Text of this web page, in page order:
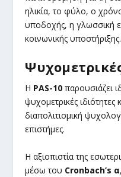
ηλικία, το φύλο, ο
υποδοχής, η γλωσσική
κοινωνικής υποστήριξης.
Η PAS-10 παρουσιάζει
ψυχομετρικές ιδιότητες
διαπολιτισμική
επιστήμες.
Η αξιοπιστία της
μέσω του Cronbach’s α